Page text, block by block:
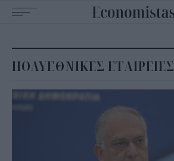
navigation
ΠΟΛΥΕΘΝΙΚΕΣ ΕΤΑΙΡΕΙΕΣ